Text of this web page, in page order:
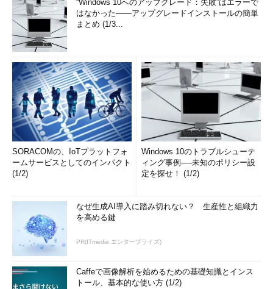
“Windows 10へのアップグレード：失敗”はエラーで
はなかった――アップグレードインストールの簡単
まとめ (1/3...
SORACOMの、IoTプラットフォ
ームサービスとしてのインパクト
(1/2)
Windows 10のトラブルシューテ
ィング事例──未知のポリシー設
定を探せ！ (1/2)
なぜ生成AI導入に踏み切れない？ 生産性と組織力
を高める鍵
PR(ITmedia エンタープライズ)
Caffeで画像解析を始めるための基礎知識とインス
トール、基本的な使い方 (1/2)